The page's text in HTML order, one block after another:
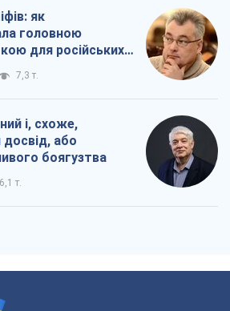
як
головною
для російських
7,3 т.
і, схоже,
або
боягузтва
6,1 т.